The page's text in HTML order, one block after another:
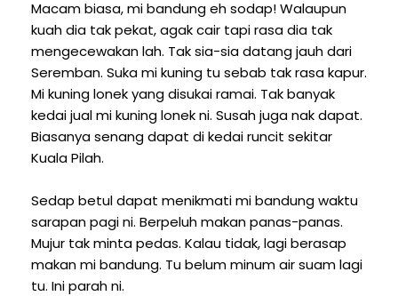
Macam biasa, mi bandung eh sodap! Walaupun
kuah dia tak pekat, agak cair tapi rasa dia tak
mengecewakan lah. Tak sia-sia datang jauh dari
Seremban. Suka mi kuning tu sebab tak rasa kapur.
Mi kuning lonek yang disukai ramai. Tak banyak
kedai jual mi kuning lonek ni. Susah juga nak dapat.
Biasanya senang dapat di kedai runcit sekitar
Kuala Pilah.
Sedap betul dapat menikmati mi bandung waktu
sarapan pagi ni. Berpeluh makan panas-panas.
Mujur tak minta pedas. Kalau tidak, lagi berasap
makan mi bandung. Tu belum minum air suam lagi
tu. Ini parah ni.